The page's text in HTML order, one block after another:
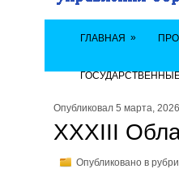
ГЛАВНАЯ »
Опубликовал 5 марта,
XXXIII
Опубликовано в